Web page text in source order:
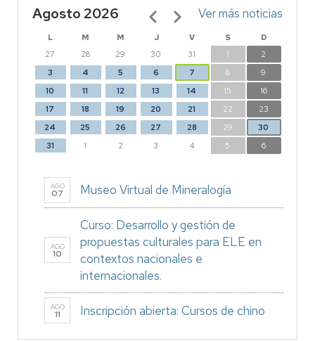
Agosto 2026
L M M J V S
D
27
28 29 30 31 1
2
3
4 5 6 7 8
9
10
11 12 13 14 15
16
17
18 19 20 21 22
23
24
25 26 27 28 29
30
31
1 2 3 4 5 6
Paginación Ver más noticias
AGO
07 Museo Virtual de Mineralogía
AGO
10
Curso: Desarrollo y gestión de
propuestas culturales para ELE en
contextos nacionales e
internacionales.
AGO
11 Inscripción abierta: Cursos de chino